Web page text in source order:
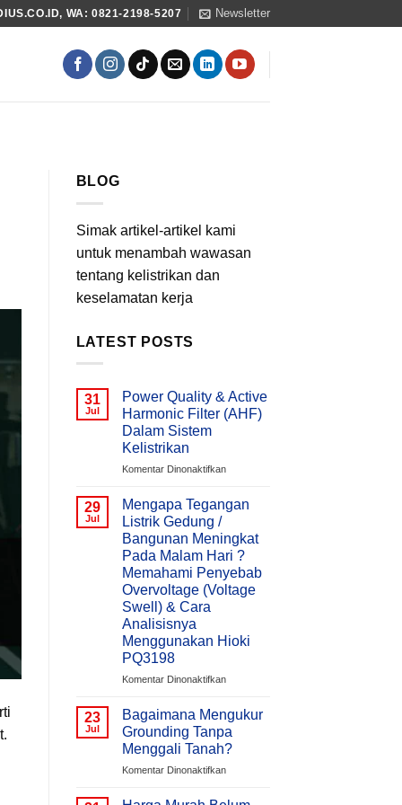
WA: 0821-2198-5207 Newsletter
BLOG
Simak artikel-artikel kami
untuk menambah wawasan
tentang kelistrikan dan
keselamatan kerja
LATEST POSTS
31
Jul
Power Quality & Active
Harmonic Filter (AHF)
Dalam Sistem
Kelistrikan
Komentar Dinonaktifkanpada
&
Harmonic
Filter
(AHF)
Dalam
29
Jul
Mengapa Tegangan
Listrik Gedung /
Bangunan Meningkat
Pada Malam Hari ?
Memahami Penyebab
Overvoltage (Voltage
Swell) & Cara
Analisisnya
Menggunakan Hioki
PQ3198
Komentar Dinonaktifkanpada
Tegangan
Listrik
Gedung
/
Bangunan
Pada
23
Jul
Bagaimana Mengukur
Grounding Tanpa
Menggali Tanah?
Komentar Dinonaktifkanpada
Mengukur